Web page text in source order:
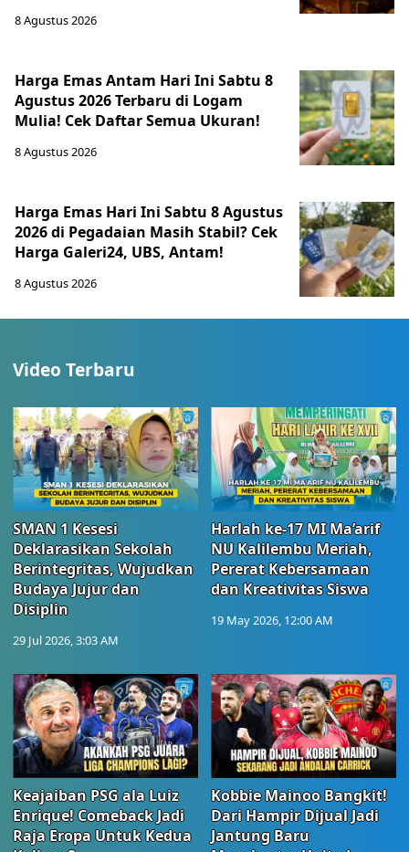
8 Agustus 2026
Harga Emas Antam Hari Ini Sabtu 8
Agustus 2026 Terbaru di Logam
Mulia! Cek Daftar Semua Ukuran!
8 Agustus 2026
Harga Emas Hari Ini Sabtu 8 Agustus
2026 di Pegadaian Masih Stabil? Cek
Harga Galeri24, UBS, Antam!
8 Agustus 2026
Video Terbaru
SMAN 1 Kesesi
Deklarasikan Sekolah
Berintegritas, Wujudkan
Budaya Jujur dan
Disiplin
29 Jul 2026, 3:03 AM
Harlah ke-17 MI Ma’arif
NU Kalilembu Meriah,
Pererat Kebersamaan
dan Kreativitas Siswa
19 May 2026, 12:00 AM
Keajaiban PSG ala Luiz
Enrique! Comeback Jadi
Raja Eropa Untuk Kedua
Kobbie Mainoo Bangkit!
Dari Hampir Dijual Jadi
Jantung Baru